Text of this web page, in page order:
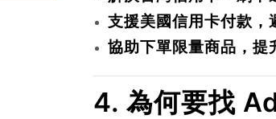
支援美國信用卡付款，
協助下單限量商品，提
4. 為何要找